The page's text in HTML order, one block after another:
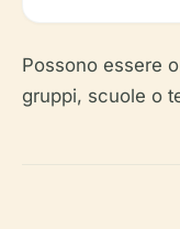
Possono essere
gruppi, scuole o